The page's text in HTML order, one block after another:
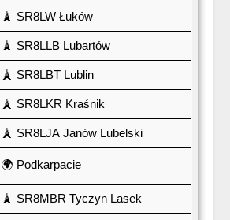
🗼 SR8LW Łuków
🗼 SR8LLB Lubartów
🗼 SR8LBT Lublin
🗼 SR8LKR Kraśnik
🗼 SR8LJA Janów Lubelski
🌍 Podkarpacie
🗼 SR8MBR Tyczyn Lasek